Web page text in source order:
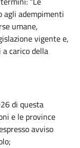
agli adempimenti
umane,
vigente e,
carico della
di questa
e le province
avviso